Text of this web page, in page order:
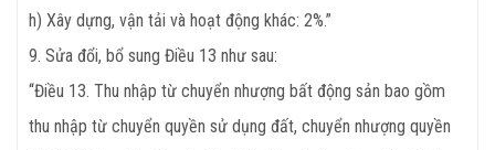
h) Xây dựng, vận tải và hoạt động khác: 2%.”
9. Sửa đổi, bổ sung Điều 13 như sau:
“Điều 13. Thu nhập từ chuyển nhượng bất động sản bao gồm
thu nhập từ chuyển quyền sử dụng đất, chuyển nhượng quyền